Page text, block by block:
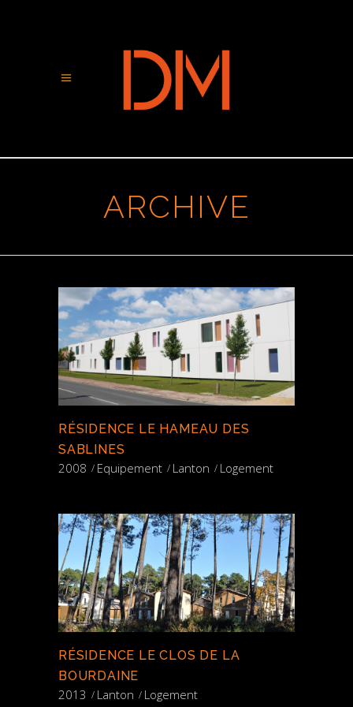
ARCHIVE
RÉSIDENCE LE HAMEAU DES
SABLINES
2008 Equipement Lanton Logement
RÉSIDENCE LE CLOS DE LA
BOURDAINE
2013 Lanton Logement